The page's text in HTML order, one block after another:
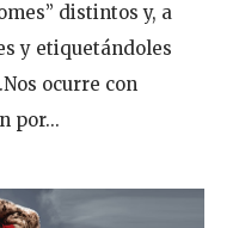
distintos y, a
y etiquetándoles
ocurre con
por...